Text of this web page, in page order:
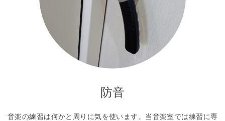
防音
音楽の練習は何かと周りに気を使います。当音楽室では練習に専